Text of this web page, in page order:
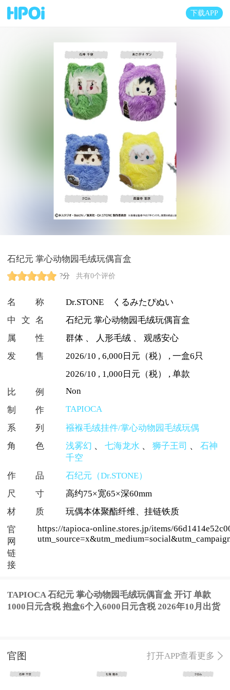
下载APP
石纪元 掌心动物园毛绒玩偶盲盒
?分 共有0个评价
名称
Dr.STONE くるみたぴぬい
中文名
石纪元 掌心动物园毛绒玩偶盲盒
属性
群体、 人形毛绒、 观感安心
发售
2026/10 , 6,000日元（税） , 一盒6只
2026/10 , 1,000日元（税） , 单款
比例
Non
制作
TAPIOCA
系列
襁褓毛绒挂件/掌心动物园毛绒玩偶
角色
浅雾幻 、 七海龙水 、 狮子王司 、 石神
千空
作品
石纪元（Dr.STONE）
尺寸
高约75×宽65×深60mm
材质
玩偶本体聚酯纤维、挂链铁质
官
网
链
接
https://tapioca-online.stores.jp/items/
TAPIOCA 石纪元 掌心动物园毛绒玩偶盲盒 开订 单款
1000日元含税 抱盒6个入6000日元含税 2026年10月出货
官图 打开APP查看更多